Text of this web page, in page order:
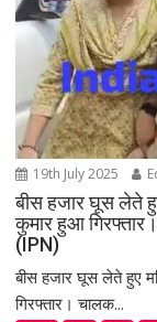
19th July 2025
बीस हजार घूस लेते
कुमार हुआ
(IPN)
बीस हजार घूस लेते हुए
गिरफ्तार। चालक...